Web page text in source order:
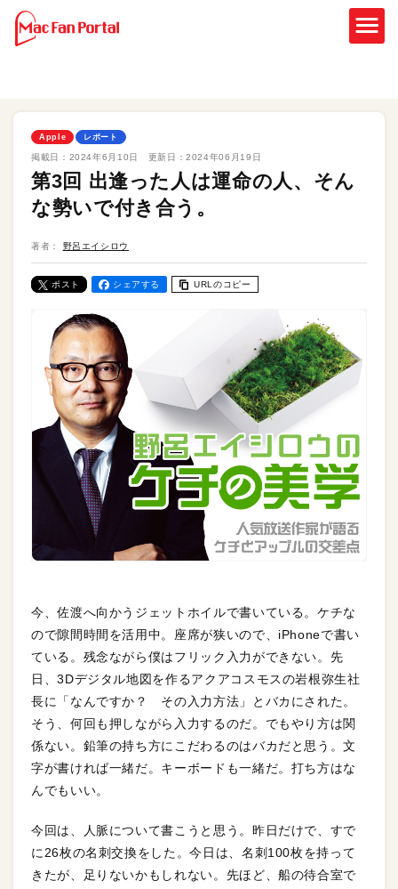
Apple レポート
掲載日： 2024年6月10日 更新日：2024年06月19日
第3回 出逢った人は運命の人、そん
な勢いで付き合う。
著者： 野呂エイシロウ
ポスト シェアする URLのコピー
今、佐渡へ向かうジェットホイルで書いている。ケチな
ので隙間時間を活用中。座席が狭いので、iPhoneで書い
ている。残念ながら僕はフリック入力ができない。先
日、3Dデジタル地図を作るアクアコスモスの岩根弥生社
長に「なんですか？ その入力方法」とバカにされた。
そう、何回も押しながら入力するのだ。でもやり方は関
係ない。鉛筆の持ち方にこだわるのはバカだと思う。文
字が書ければ一緒だ。キーボードも一緒だ。打ち方はな
んでもいい。
今回は、人脈について書こうと思う。昨日だけで、すで
に26枚の名刺交換をした。今日は、名刺100枚を持って
きたが、足りないかもしれない。先ほど、船の待合室で